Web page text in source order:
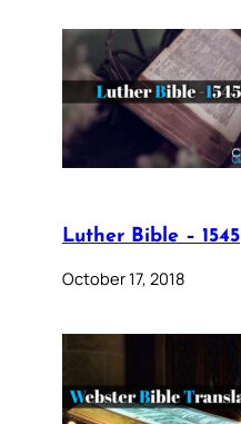
Luther Bible – 1545
October 17, 2018